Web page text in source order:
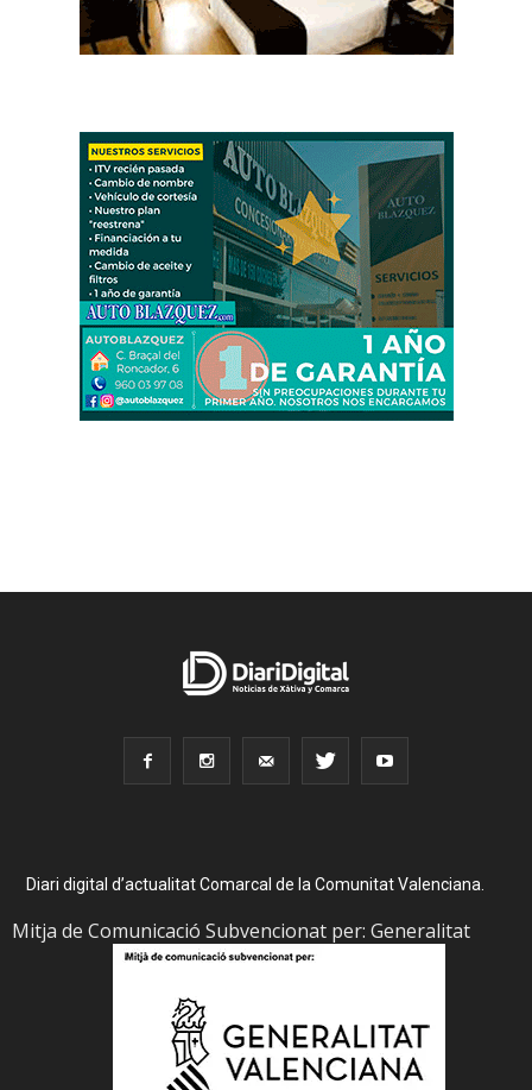
Diari digital d’actualitat Comarcal de la Comunitat Valenciana.
Mitja de Comunicació Subvencionat per: Generalitat